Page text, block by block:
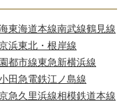
東海道本線南武線鶴見線
浜東北・根岸線
都市線東急新横浜線
田急電鉄江ノ島線
急久里浜線相模鉄道本線